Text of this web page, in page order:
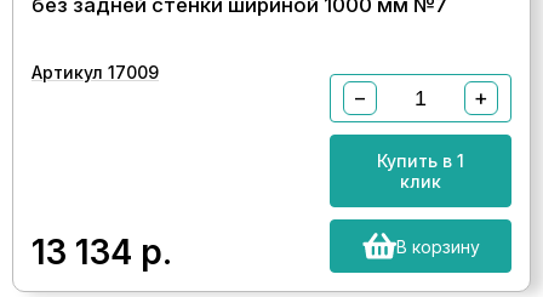
без задней стенки шириной 1000 мм №7
Артикул 17009
13 134 р.
− +
Купить в 1
клик
В корзину